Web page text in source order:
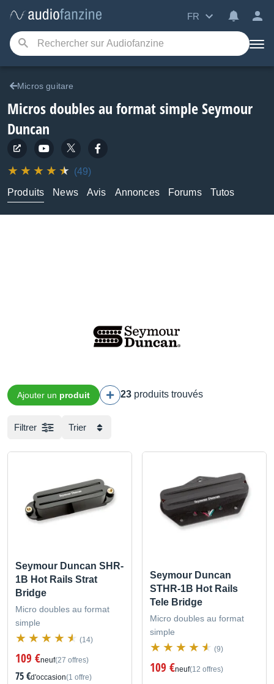
FR
Micros guitare
Micros doubles au format simpleSeymour
Duncan
(49)
Produits
News Avis Annonces Forums Tutos
Ajouter un produit 23 produits trouvés
Filtrer Trier
Seymour Duncan SHR-
1B Hot Rails Strat
Bridge
Micro doubles au format
simple
(14)
109 €neuf(27 offres)
75 €d'occasion(1 offre)
Seymour Duncan
STHR-1B Hot Rails
Tele Bridge
Micro doubles au format
simple
(9)
109 €neuf(12 offres)